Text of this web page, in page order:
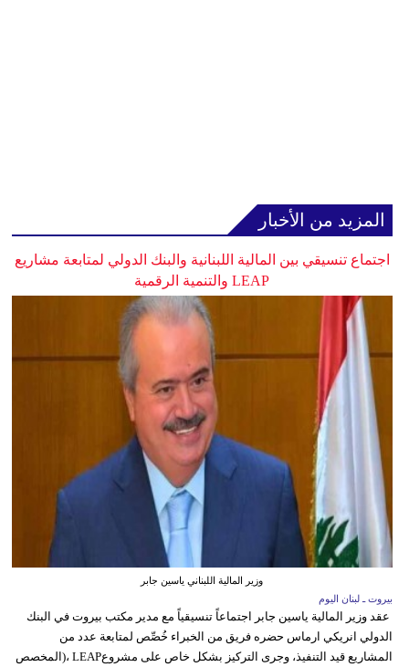
المزيد من الأخبار
اجتماع تنسيقي بين المالية اللبنانية والبنك الدولي لمتابعة مشاريع
LEAP والتنمية الرقمية
وزير المالية اللبناني ياسين جابر
بيروت ـ لبنان اليوم
عقد وزير المالية ياسين جابر اجتماعاً تنسيقياً مع مدير مكتب بيروت في البنك
الدولي انريكي ارماس حضره فريق من الخبراء خُصِّص لمتابعة عدد من
المشاريع قيد التنفيذ، وجرى التركيز بشكل خاص على مشروعLEAP ،(المخصص